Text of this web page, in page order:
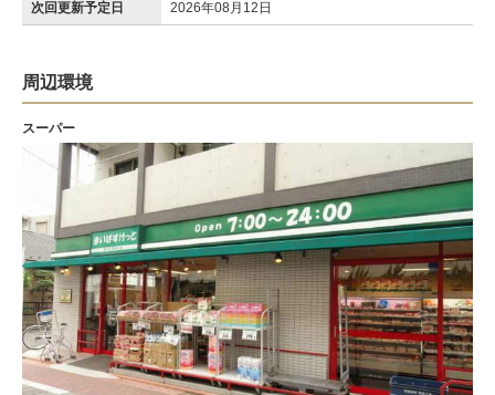
次回更新予定日 2026年08月12日
周辺環境
スーパー